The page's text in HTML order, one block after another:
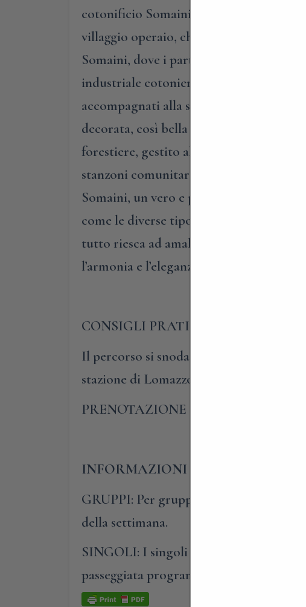
cotonificio Somaini di fine Ottocento,
villaggio operaio, che si sviluppa in
Somaini, dove i partecipanti verranno
industriale cotoniero che qui fondò
accompagnati alla scoperta delle
decorata, così bella da dar prestigio e
forestiere, gestito allora dalle suore.
stanzoni comunitari, e oggi
Somaini, un vero e proprio villaggio
come le diverse tipologie edilizie
tutto riesca ad amalgamarsi
l’armonia e l’eleganza delle cose
CONSIGLI PRATICI
Il percorso si snoda per circa 1,5 km, si
stazione di Lomazzo, in Via Cavour, 1.
PRENOTAZIONE OBBLIGATORIA
INFORMAZIONI E PRENOTAZIONI
GRUPPI: Per gruppi composti da
della settimana.
SINGOLI: I singoli o i piccoli gruppi
passeggiata programmata nel